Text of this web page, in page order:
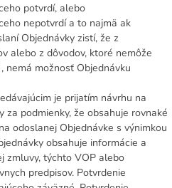
potvrdí, alebo
nepotvrdí a to najmä ak
Objednávky zistí, že z
alebo z dôvodov, ktoré nemôže
nemá možnosť Objednávku
je prijatím návrhu na
za podmienky, že obsahuje rovnaké
odoslanej Objednávke s výnimkou
obsahuje informácie a
zmluvy, týchto VOP alebo
predpisov. Potvrdenie